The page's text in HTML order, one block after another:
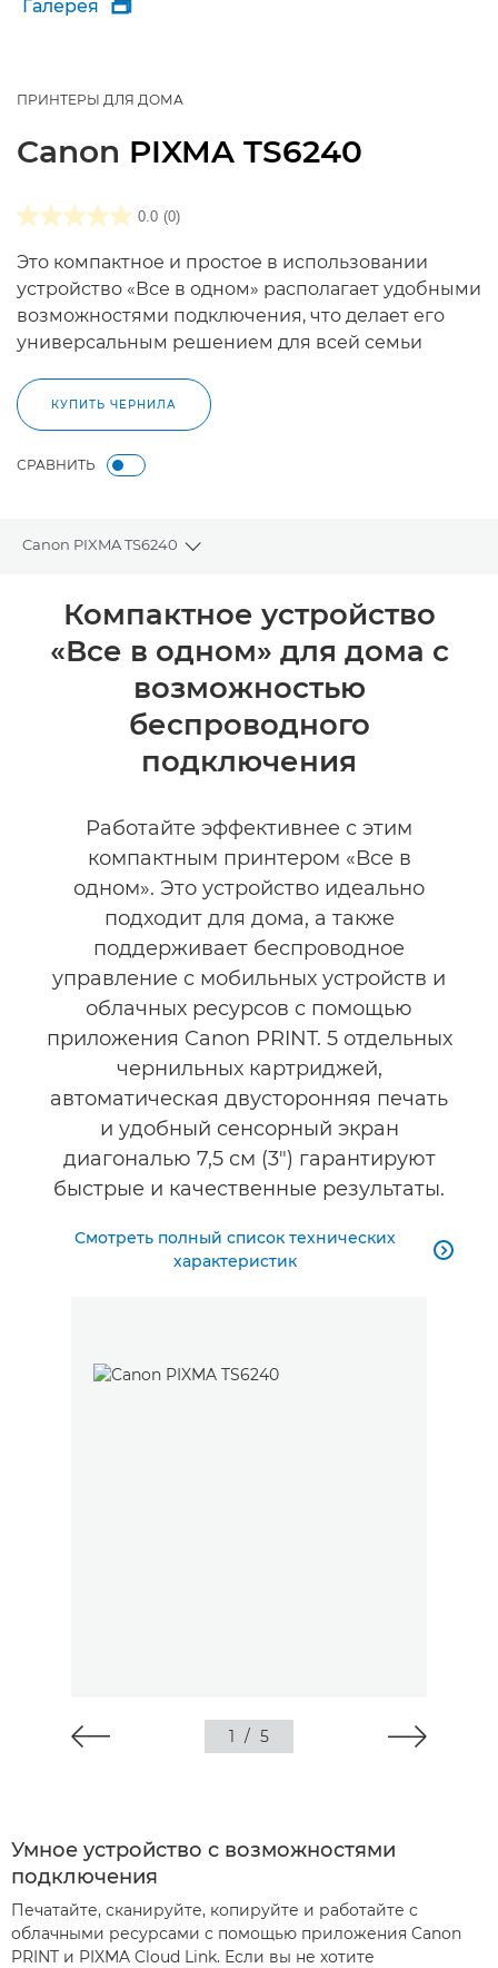
Галерея 
ПРИНТЕРЫ ДЛЯ ДОМА
Canon PIXMA TS6240
0.0 (0)
Это компактное и простое в использовании
устройство «Все в одном» располагает удобными
возможностями подключения, что делает его
универсальным решением для всей семьи
КУПИТЬ ЧЕРНИЛА
СРАВНИТЬ
Canon PIXMA TS6240
Toggle breadcrumbs
Общая информация
Технические характеристики
КУПИТЬ ЧЕРНИЛА
Компактное устройство
«Все в одном» для дома с
возможностью
беспроводного
подключения
Работайте эффективнее с этим
компактным принтером «Все в
одном». Это устройство идеально
подходит для дома, а также
поддерживает беспроводное
управление с мобильных устройств и
облачных ресурсов с помощью
приложения Canon PRINT. 5 отдельных
чернильных картриджей,
автоматическая двусторонняя печать
и удобный сенсорный экран
диагональю 7,5 см (3") гарантируют
быстрые и качественные результаты.
Смотреть полный список технических
характеристик

1 / 5
Умное устройство с возможностями
подключения
Печатайте, сканируйте, копируйте и работайте с
облачными ресурсами с помощью приложения Canon
PRINT и PIXMA Cloud Link. Если вы не хотите